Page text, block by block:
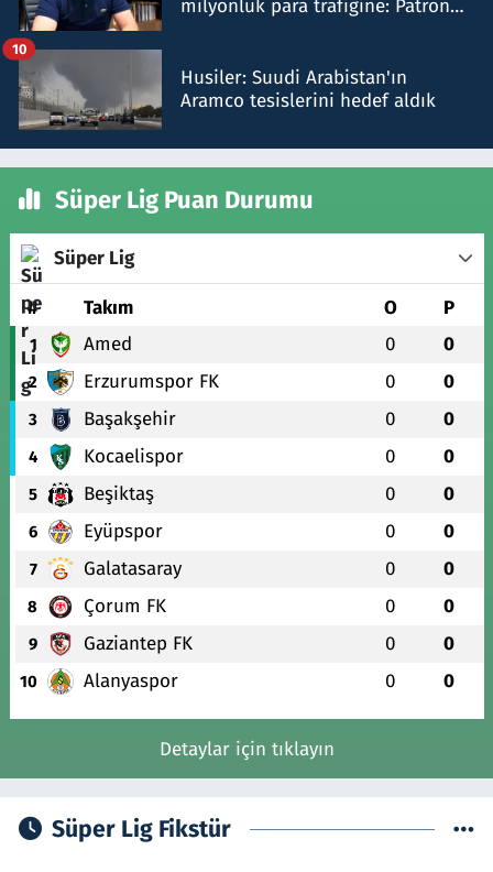
milyonluk para trafiğine: Patron
Husiler: Suudi Arabistan'ın
Aramco tesislerini hedef aldık
10
Süper Lig Puan Durumu
Süper Lig
# Takım O P
1 Amed 0 0
2 Erzurumspor FK 0 0
3 Başakşehir 0 0
4 Kocaelispor 0 0
5 Beşiktaş 0 0
6 Eyüpspor 0 0
7 Galatasaray 0 0
8 Çorum FK 0 0
9 Gaziantep FK 0 0
10 Alanyaspor 0 0
Detaylar için tıklayın
Süper Lig Fikstür